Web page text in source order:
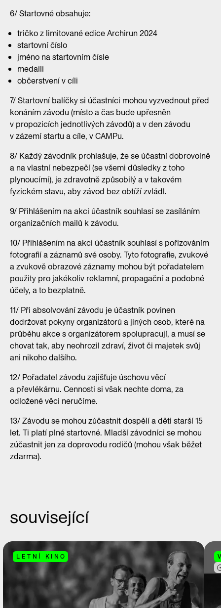
6/ Startovné obsahuje:
tričko z limitované edice Archirun 2024
startovní číslo
jméno na startovním čísle
medaili
občerstvení v cíli
7/ Startovní balíčky si účastníci mohou vyzvednout před
konáním závodu (místo a čas bude upřesněn
v propozicích jednotlivých závodů) a v den závodu
v zázemí startu a cíle, v CAMPu.
8/ Každý závodník prohlašuje, že se účastní dobrovolně
a na vlastní nebezpečí (se všemi důsledky z toho
plynoucími), je zdravotně způsobilý a v takovém
fyzickém stavu, aby závod bez obtíží zvládl.
9/ Přihlášením na akci účastník souhlasí se zasíláním
organizačních mailů k závodu.
10/ Přihlášením na akci účastník souhlasí s pořizováním
fotografií a záznamů své osoby. Tyto fotografie, zvukové
a zvukově obrazové záznamy mohou být pořadatelem
použity pro jakékoliv reklamní, propagační a podobné
účely, a to bezplatně.
11/ Při absolvování závodu je účastník povinen
dodržovat pokyny organizátorů a jiných osob, které na
průběhu akce s organizátorem spolupracují, a musí se
chovat tak, aby neohrozil zdraví, život či majetek svůj
ani nikoho dalšího.
12/ Pořadatel závodu zajišťuje úschovu věcí
a převlékárnu. Cennosti si však nechte doma, za
odložené věci neručíme.
13/ Závodu se mohou zúčastnit dospělí a děti starší 15
let. Ti platí plné startovné. Mladší závodníci se mohou
zúčastnit jen za doprovodu rodičů (mohou však běžet
zdarma).
související
LETNÍ KINO